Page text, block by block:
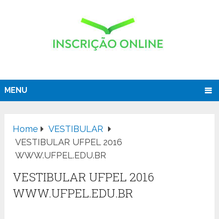
MENU
Home
VESTIBULAR
VESTIBULAR UFPEL 2016
WWW.UFPEL.EDU.BR
VESTIBULAR UFPEL 2016
WWW.UFPEL.EDU.BR